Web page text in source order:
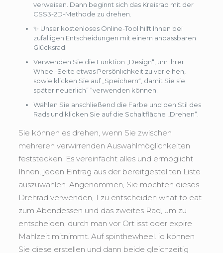
verweisen. Dann beginnt sich das Kreisrad mit der
CSS3-2D-Methode zu drehen.
✨ Unser kostenloses Online-Tool hilft Ihnen bei
zufälligen Entscheidungen mit einem anpassbaren
Glücksrad.
Verwenden Sie die Funktion „Design“, um Ihrer
Wheel-Seite etwas Persönlichkeit zu verleihen,
sowie klicken Sie auf „Speichern“, damit Sie sie
später neuerlich” “verwenden können.
Wählen Sie anschließend die Farbe und den Stil des
Rads und klicken Sie auf die Schaltfläche „Drehen“.
Sie können es drehen, wenn Sie zwischen
mehreren verwirrenden Auswahlmöglichkeiten
feststecken. Es vereinfacht alles und ermöglicht
Ihnen, jeden Eintrag aus der bereitgestellten Liste
auszuwählen. Angenommen, Sie möchten dieses
Drehrad verwenden, 1 zu entscheiden what to eat
zum Abendessen und das zweites Rad, um zu
entscheiden, durch man vor Ort isst oder expire
Mahlzeit mitnimmt. Auf spinthewheel. io können
Sie diese erstellen und dann beide gleichzeitig